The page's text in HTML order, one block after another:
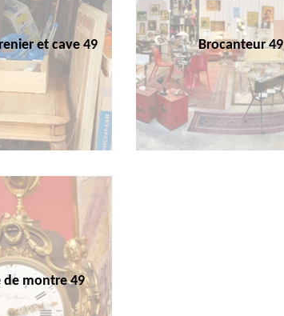
et cave 49 Brocanteur 49
de montre 49